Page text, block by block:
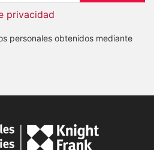
privacidad
personales obtenidos mediante